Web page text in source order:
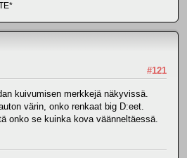
#121
kuivumisen merkkejä näkyvissä.
värin, onko renkaat big D:eet.
onko se kuinka kova väänneltäessä.